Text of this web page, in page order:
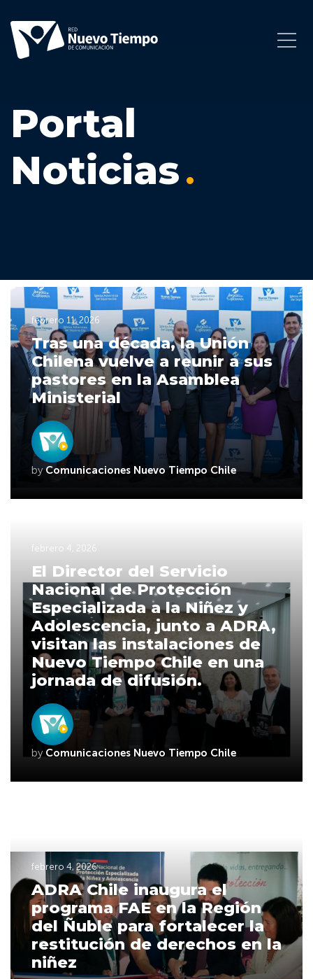
Portal
Noticias
febrero 11, 2026
Tras una década, la Unión
Chilena vuelve a reunir a sus
pastores en la Asamblea
Ministerial
byComunicaciones Nuevo Tiempo Chile
febrero 4, 2026
El Director del Servicio
Nacional de Protección
Especializada a la Niñez y
Adolescencia, junto a ADRA,
visitan las instalaciones de
Nuevo Tiempo Chile en una
jornada de difusión.
by Comunicaciones Nuevo Tiempo Chile
febrero 4, 2026
ADRA Chile inaugura el
programa FAE en la Región
del Ñuble para fortalecer la
restitución de derechos en la
niñez